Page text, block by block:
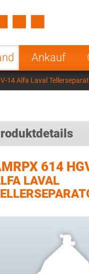
Ankauf
14 Alfa Laval
614
LAVAL